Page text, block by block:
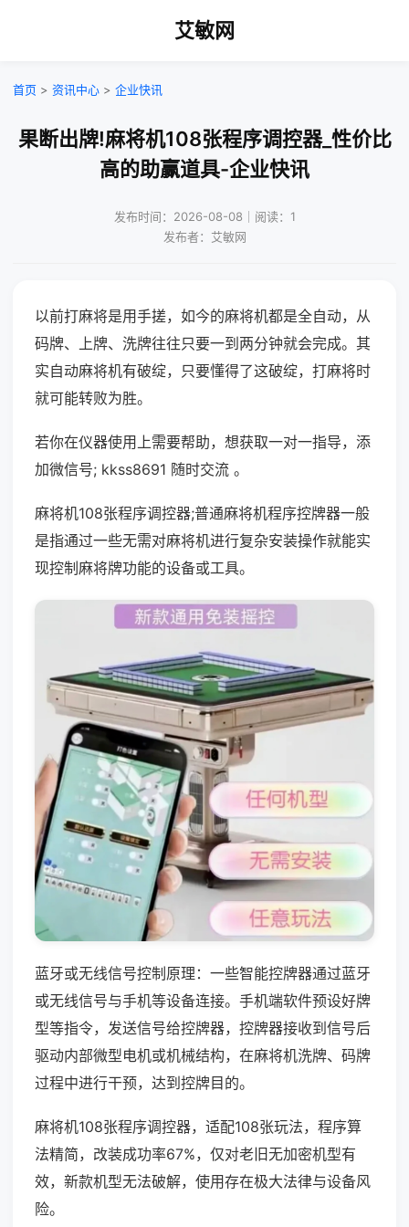
艾敏网
首页 > 资讯中心 > 企业快讯
果断出牌!麻将机108张程序调控器_性价比
高的助赢道具-企业快讯
发布时间：2026-08-08｜阅读：1
发布者：艾敏网
以前打麻将是用手搓，如今的麻将机都是全自动，从
码牌、上牌、洗牌往往只要一到两分钟就会完成。其
实自动麻将机有破绽，只要懂得了这破绽，打麻将时
就可能转败为胜。
若你在仪器使用上需要帮助，想获取一对一指导，添
加微信号; kkss8691 随时交流 。
麻将机108张程序调控器;普通麻将机程序控牌器一般
是指通过一些无需对麻将机进行复杂安装操作就能实
现控制麻将牌功能的设备或工具。
蓝牙或无线信号控制原理：一些智能控牌器通过蓝牙
或无线信号与手机等设备连接。手机端软件预设好牌
型等指令，发送信号给控牌器，控牌器接收到信号后
驱动内部微型电机或机械结构，在麻将机洗牌、码牌
过程中进行干预，达到控牌目的。
麻将机108张程序调控器，适配108张玩法，程序算
法精简，改装成功率67%，仅对老旧无加密机型有
效，新款机型无法破解，使用存在极大法律与设备风
险。